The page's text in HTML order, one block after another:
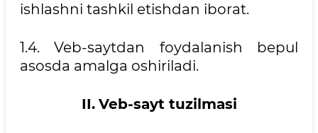
ishlashni tashkil etishdan iborat.
1.4. Veb-saytdan foydalanish bepul
asosda amalga oshiriladi.
II. Veb-sayt tuzilmasi